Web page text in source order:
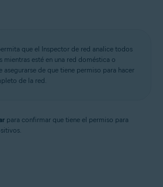
que el Inspector de red analice todos
mientras esté en una red doméstica o
asegurarse de que tiene permiso para hacer
de la red.
para confirmar que tiene el permiso para